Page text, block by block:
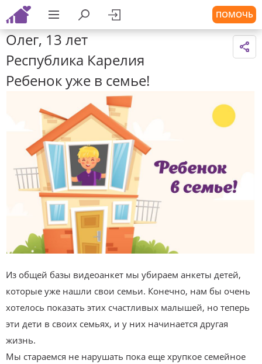
ПОМОЧЬ
Олег, 13 лет
Республика Карелия
Ребенок уже в семье!
Из общей базы видеоанкет мы убираем анкеты детей,
которые уже нашли свои семьи. Конечно, нам бы очень
хотелось показать этих счастливых малышей, но теперь
эти дети в своих семьях, и у них начинается другая
жизнь.
Мы стараемся не нарушать пока еще хрупкое семейное